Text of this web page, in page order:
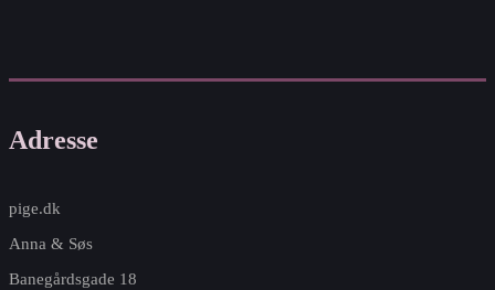
Adresse
pige.dk
Anna & Søs
Banegårdsgade 18